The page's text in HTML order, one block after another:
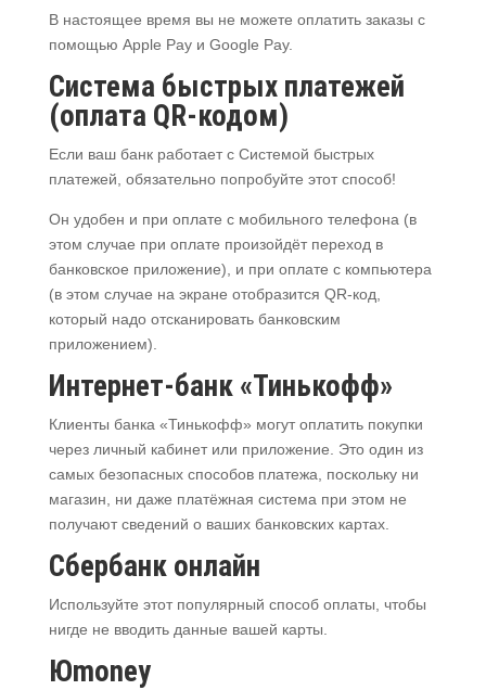
В настоящее время вы не можете оплатить заказы с
помощью Apple Pay и Google Pay.
Система быстрых платежей
(оплата QR-кодом)
Если ваш банк работает с Системой быстрых
платежей, обязательно попробуйте этот способ!
Он удобен и при оплате с мобильного телефона (в
этом случае при оплате произойдёт переход в
банковское приложение), и при оплате с компьютера
(в этом случае на экране отобразится QR-код,
который надо отсканировать банковским
приложением).
Интернет-банк «Тинькофф»
Клиенты банка «Тинькофф» могут оплатить покупки
через личный кабинет или приложение. Это один из
самых безопасных способов платежа, поскольку ни
магазин, ни даже платёжная система при этом не
получают сведений о ваших банковских картах.
Сбербанк онлайн
Используйте этот популярный способ оплаты, чтобы
нигде не вводить данные вашей карты.
Юmoney